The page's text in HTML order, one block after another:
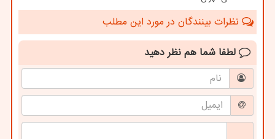
نظرات بینندگان در مورد این مطلب
لطفا شما هم نظر دهید